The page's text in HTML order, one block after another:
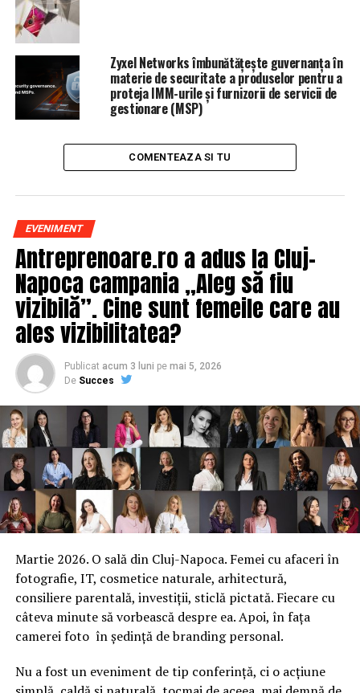
Zyxel Networks îmbunătățește guvernanța în
materie de securitate a produselor pentru a
proteja IMM-urile și furnizorii de servicii de
gestionare (MSP)
COMENTEAZA SI TU
EVENIMENT
Antreprenoare.ro a adus la Cluj-
Napoca campania „Aleg să fiu
vizibilă”. Cine sunt femeile care au
ales vizibilitatea?
Publicat acum 3 luni pe mai 5, 2026
De Succes
Martie 2026. O sală din Cluj-Napoca. Femei cu afaceri în
fotografie, IT, cosmetice naturale, arhitectură,
consiliere parentală, investiții, sticlă pictată. Fiecare cu
câteva minute să vorbească despre ea. Apoi, în fața
camerei foto în ședință de branding personal.
Nu a fost un eveniment de tip conferință, ci o acțiune